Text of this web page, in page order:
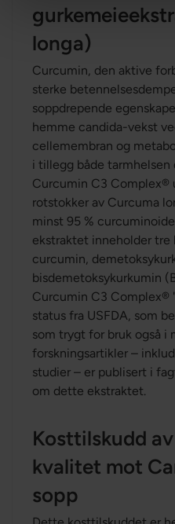
longa)
Curcumin, den aktive
sterke
soppdrepende
hemme candida-vekst
cellemembran og
i tillegg både tarmhelsen
Curcumin C3 Complex®
rotstokker av Curcuma
minst 95 %
ekstraktet inneholder tre
curcumin,
bisdemetoksykurkumin
Curcumin C3 Complex®
status fra USFDA, som
som trygt for bruk også i
forskningsartikler –
studier – er publisert i
om dette ekstraktet.
Kosttilskudd
kvalitet mot
sopp